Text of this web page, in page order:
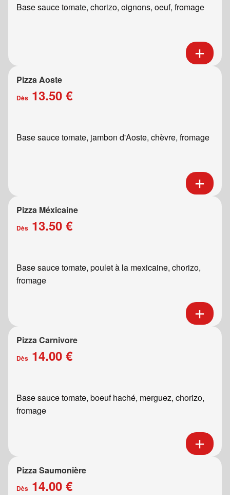
Base sauce tomate, chorizo, oignons, oeuf, fromage
Pizza Aoste
Dès 13.50 €
Base sauce tomate, jambon d'Aoste, chèvre, fromage
Pizza Méxicaine
Dès 13.50 €
Base sauce tomate, poulet à la mexicaine, chorizo,
fromage
Pizza Carnivore
Dès 14.00 €
Base sauce tomate, boeuf haché, merguez, chorizo,
fromage
Pizza Saumonière
Dès 14.00 €